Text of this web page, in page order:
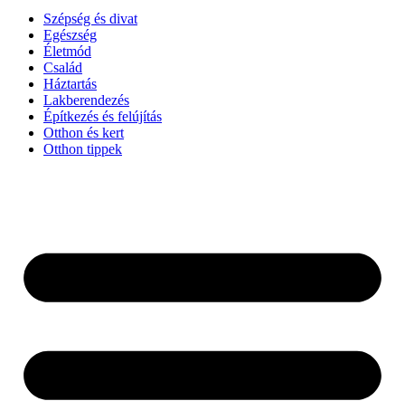
Szépség és divat
Egészség
Életmód
Család
Háztartás
Lakberendezés
Építkezés és felújítás
Otthon és kert
Otthon tippek